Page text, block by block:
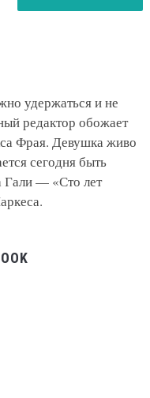
удержаться и не
редактор обожает
Фрая. Девушка живо
сегодня быть
Гали — «Сто лет